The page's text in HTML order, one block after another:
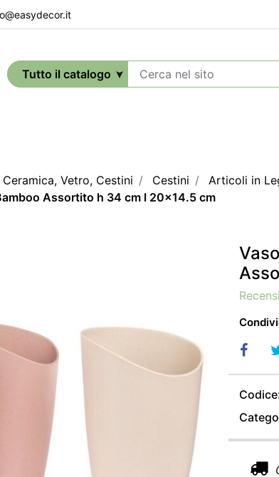
Ceramica, Vetro, Cestini Cestini
Articoli in
Assortito h 34 cm l 20x14.5 cm